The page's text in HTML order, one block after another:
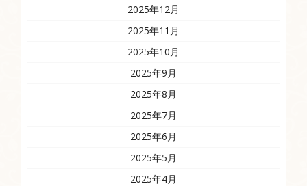
2025年12月
2025年11月
2025年10月
2025年9月
2025年8月
2025年7月
2025年6月
2025年5月
2025年4月